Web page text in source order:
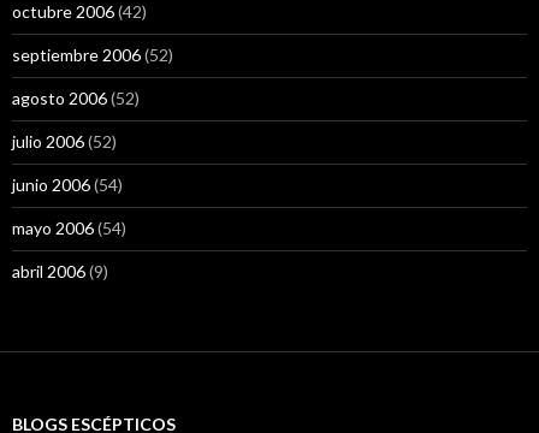
octubre 2006(42)
septiembre 2006(52)
agosto 2006(52)
julio 2006(52)
junio 2006(54)
mayo 2006(54)
abril 2006(9)
BLOGS ESCÉPTICOS